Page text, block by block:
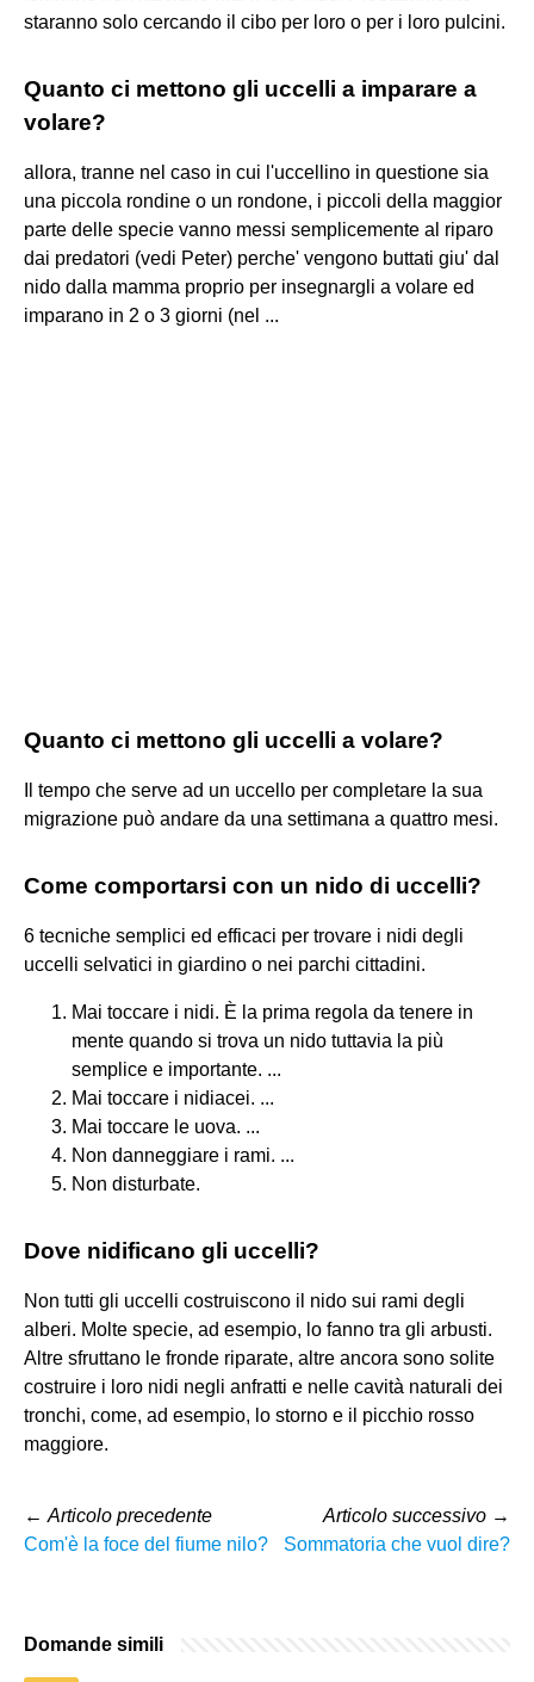
staranno solo cercando il cibo per loro o per i loro pulcini.
Quanto ci mettono gli uccelli a imparare a
volare?
allora, tranne nel caso in cui l'uccellino in questione sia
una piccola rondine o un rondone, i piccoli della maggior
parte delle specie vanno messi semplicemente al riparo
dai predatori (vedi Peter) perche' vengono buttati giu' dal
nido dalla mamma proprio per insegnargli a volare ed
imparano in 2 o 3 giorni (nel ...
Quanto ci mettono gli uccelli a volare?
Il tempo che serve ad un uccello per completare la sua
migrazione può andare da una settimana a quattro mesi.
Come comportarsi con un nido di uccelli?
6 tecniche semplici ed efficaci per trovare i nidi degli
uccelli selvatici in giardino o nei parchi cittadini.
Mai toccare i nidi. È la prima regola da tenere in
mente quando si trova un nido tuttavia la più
semplice e importante. ...
Mai toccare i nidiacei. ...
Mai toccare le uova. ...
Non danneggiare i rami. ...
Non disturbate.
Dove nidificano gli uccelli?
Non tutti gli uccelli costruiscono il nido sui rami degli
alberi. Molte specie, ad esempio, lo fanno tra gli arbusti.
Altre sfruttano le fronde riparate, altre ancora sono solite
costruire i loro nidi negli anfratti e nelle cavità naturali dei
tronchi, come, ad esempio, lo storno e il picchio rosso
maggiore.
← Articolo precedente
Com'è la foce del fiume nilo?
Articolo successivo →
Sommatoria che vuol dire?
Domande simili